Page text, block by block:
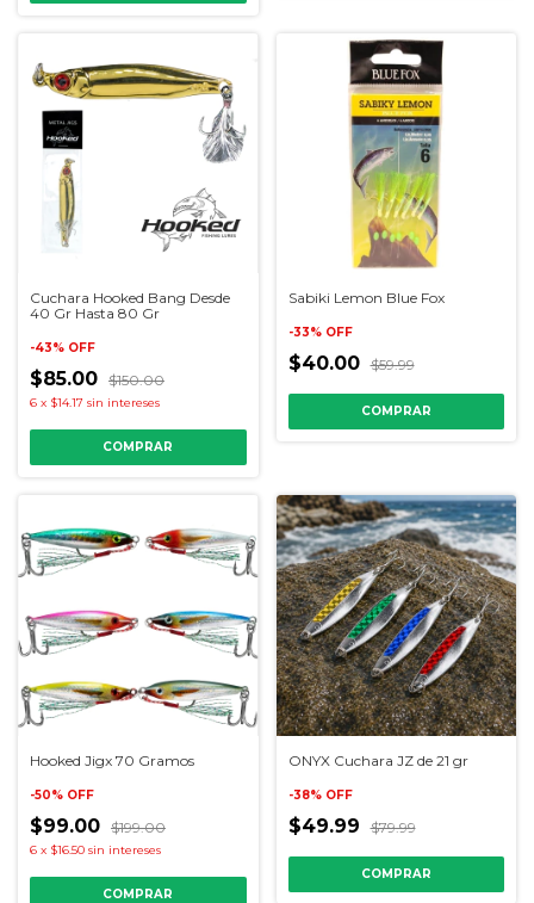
Cuchara Hooked Bang Desde
40 Gr Hasta 80 Gr
-43% OFF
$85.00 $150.00
6 x $14.17 sin intereses
COMPRAR
Sabiki Lemon Blue Fox
-33% OFF
$40.00 $59.99
COMPRAR
Hooked Jigx 70 Gramos
-50% OFF
$99.00 $199.00
6 x $16.50 sin intereses
COMPRAR
ONYX Cuchara JZ de 21 gr
-38% OFF
$49.99 $79.99
COMPRAR